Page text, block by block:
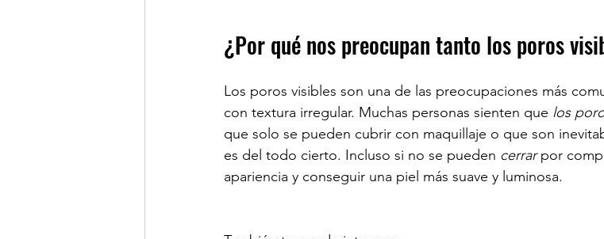
¿Por qué nos preocupan tanto los poros
Los poros visibles son una de las preocupaciones más
con textura irregular. Muchas personas sienten que los
que solo se pueden cubrir con maquillaje o que son
es del todo cierto. Incluso si no se pueden cerrar por
apariencia y conseguir una piel más suave y luminosa.